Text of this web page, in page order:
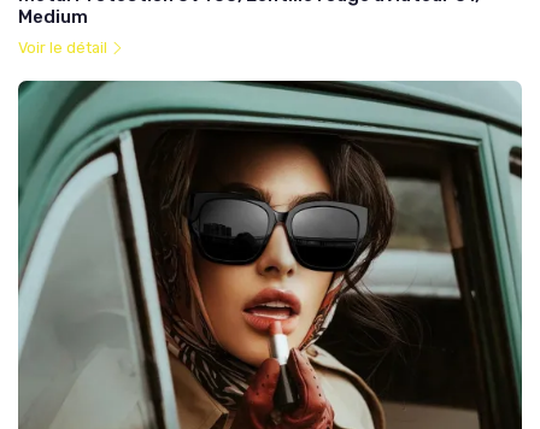
Medium
Voir le détail